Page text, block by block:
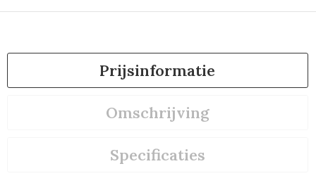
Prijsinformatie
Omschrijving
Specificaties